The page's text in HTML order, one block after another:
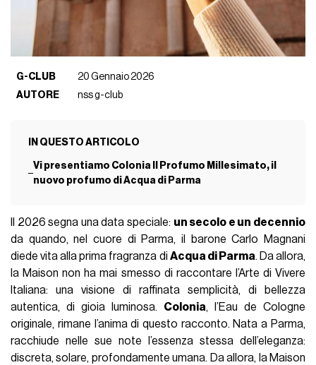
G-CLUB
20 Gennaio 2026
AUTORE
nss g-club
IN QUESTO ARTICOLO
Vi presentiamo Colonia Il Profumo Millesimato, il
nuovo profumo di Acqua di Parma
Il 2026 segna una data speciale: un secolo e un decennio
da quando, nel cuore di Parma, il barone Carlo Magnani
diede vita alla prima fragranza di Acqua di Parma. Da allora,
la Maison non ha mai smesso di raccontare l’Arte di Vivere
Italiana: una visione di raffinata semplicità, di bellezza
autentica, di gioia luminosa. Colonia, l’Eau de Cologne
originale, rimane l’anima di questo racconto. Nata a Parma,
racchiude nelle sue note l’essenza stessa dell’eleganza:
discreta, solare, profondamente umana. Da allora, la Maison